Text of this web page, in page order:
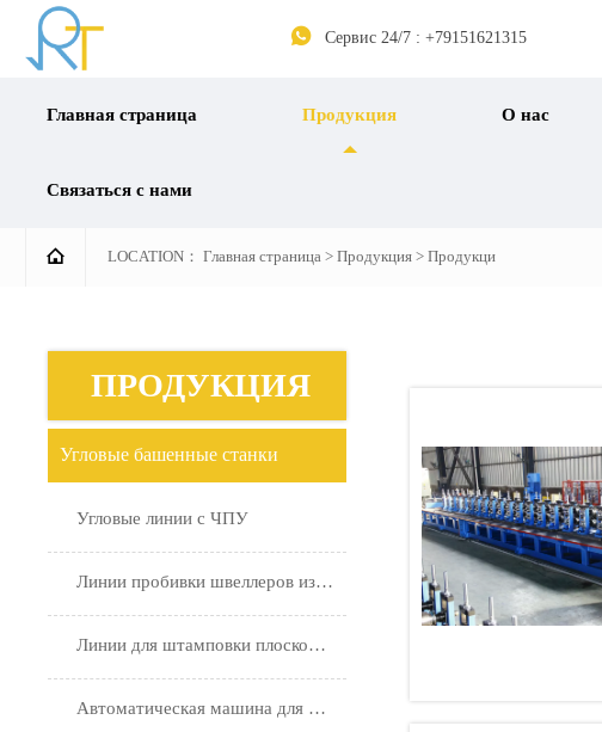
 Сервис 24/7 : +79151621315
Главная страница Продукция О нас
Связаться с нами
 LOCATION： Главная страница > Продукция> Продукци
ПРОДУКЦИЯ
Угловые башенные станки
Угловые линии с ЧПУ
Линии пробивки швеллеров из стали
Линии для штамповки плоской стали
Автоматическая машина для изготовления хомутов